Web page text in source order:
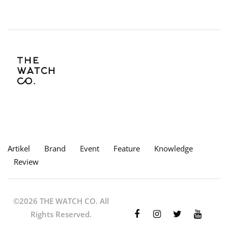
Artikel Brand Event Feature
Knowledge
Review
©2026 THE WATCH CO. All
Rights Reserved.